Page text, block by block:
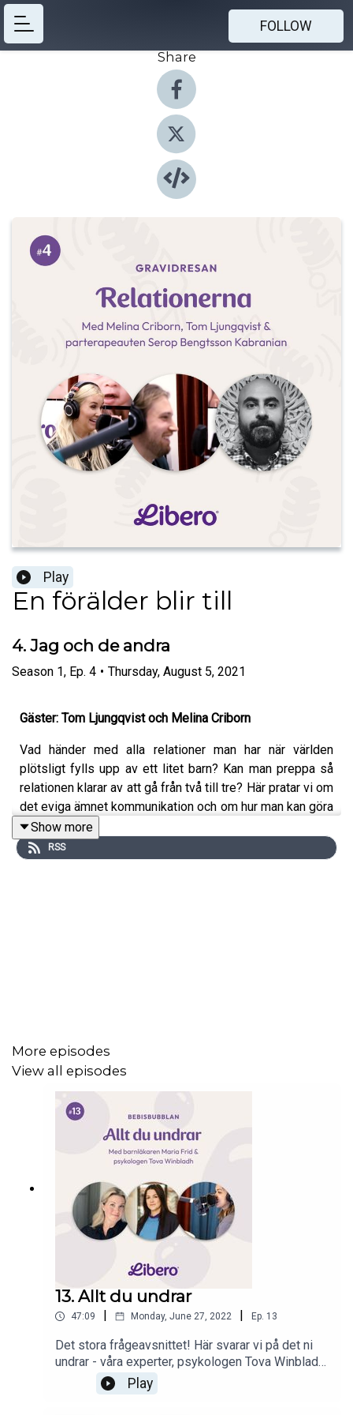
FOLLOW
Share
Play
En förälder blir till
4. Jag och de andra
Season 1, Ep. 4 • Thursday, August 5, 2021
Gäster: Tom Ljungqvist och Melina Criborn
Vad händer med alla relationer man har när världen
plötsligt fylls upp av ett litet barn? Kan man preppa så
relationen klarar av att gå från två till tre? Här pratar vi om
det eviga ämnet kommunikation och om hur man kan göra
graviditeten till en gemensam resa. Vi pratar också med
Lisa Maria Jönsson om att vara enastående och
ensamstående förälder.
Show more
RSS
More episodes
View all episodes
13. Allt du undrar
47:09 Monday, June 27, 2022 Ep. 13
Det stora frågeavsnittet! Här svarar vi på det ni
undrar - våra experter, psykologen Tova Winbladh
och barnläkaren Maria Frid går igenom frågelådan
från vår Instagram. Ni får svar på hur små barns
impulskontroll fungerar, vad en
Play